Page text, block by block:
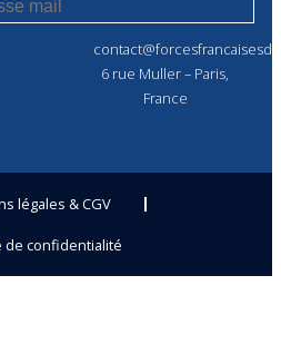
6 rue Muller – Paris,
France
légales & CGV
de confidentialité